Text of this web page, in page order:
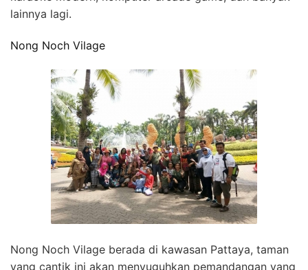
lainnya lagi.
Nong Noch Vilage
Nong Noch Vilage berada di kawasan Pattaya, taman
yang cantik ini akan menyuguhkan pemandangan yang